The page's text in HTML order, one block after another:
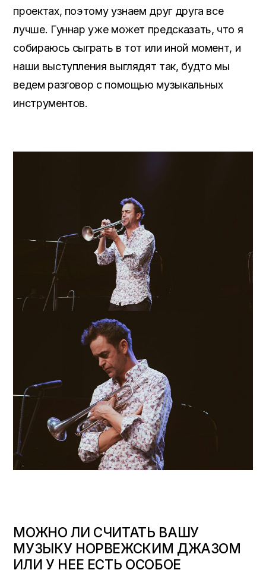
проектах, поэтому узнаем друг друга все
лучше. Гуннар уже может предсказать, что я
собираюсь сыграть в тот или иной момент, и
наши выступления выглядят так, будто мы
ведем разговор с помощью музыкальных
инструментов.
МОЖНО ЛИ СЧИТАТЬ ВАШУ
МУЗЫКУ НОРВЕЖСКИМ ДЖАЗОМ
ИЛИ У НЕЕ ЕСТЬ ОСОБОЕ